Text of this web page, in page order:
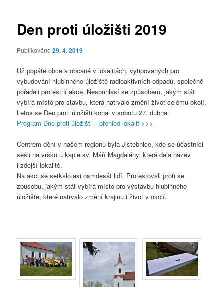
Den proti úložišti 2019
Publikováno29. 4. 2019
Už popáté obce a občané v lokalitách, vytipovaných pro
vybudování hlubinného úložiště radioaktivních odpadů, společně
pořádali protestní akce. Nesouhlasí se způsobem, jakým stát
vybírá místo pro stavbu, která natrvalo změní život celému okolí.
Letos se Den proti úložišti konal v sobotu 27. dubna.
Program Dne proti úložišti – přehled lokalit >>>
Centrem dění v našem regionu byla Jistebnice, kde se účastníci
sešli na vršku u kaple sv. Máří Magdalény, která dala název
i zdejší lokalitě.
Na akci se setkalo asi osmdesát lidí. Protestovali proti se
způsobu, jakým stát vybírá místo pro výstavbu hlubinného
úložiště, které natrvalo změní krajinu i život v okolí.